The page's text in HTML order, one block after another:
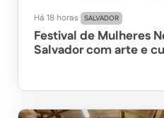
Há 18 horas SALVADOR
Festival de Mulheres
Salvador com arte e